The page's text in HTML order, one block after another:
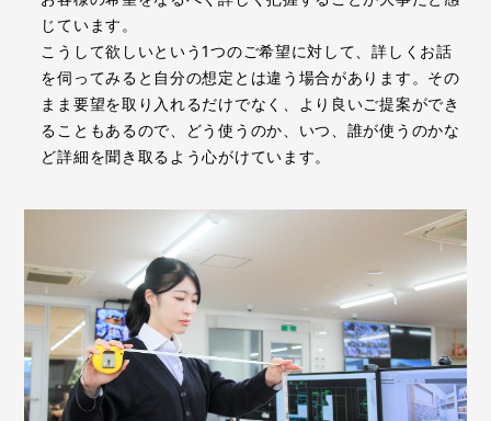
じています。
こうして欲しいという1つのご希望に対して、詳しくお話
を伺ってみると自分の想定とは違う場合があります。その
まま要望を取り入れるだけでなく、より良いご提案ができ
ることもあるので、どう使うのか、いつ、誰が使うのかな
ど詳細を聞き取るよう心がけています。